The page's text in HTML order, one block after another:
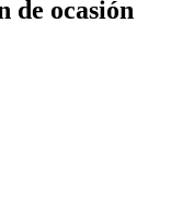
de ocasión